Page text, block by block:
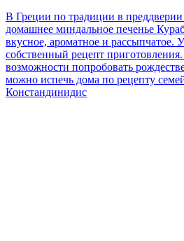
В Греции по традиции в
домашнее миндальное печенье
вкусное, ароматное и рассыпчатое.
собственный рецепт
возможности попробовать
можно испечь дома по рецепту
Констандинидис